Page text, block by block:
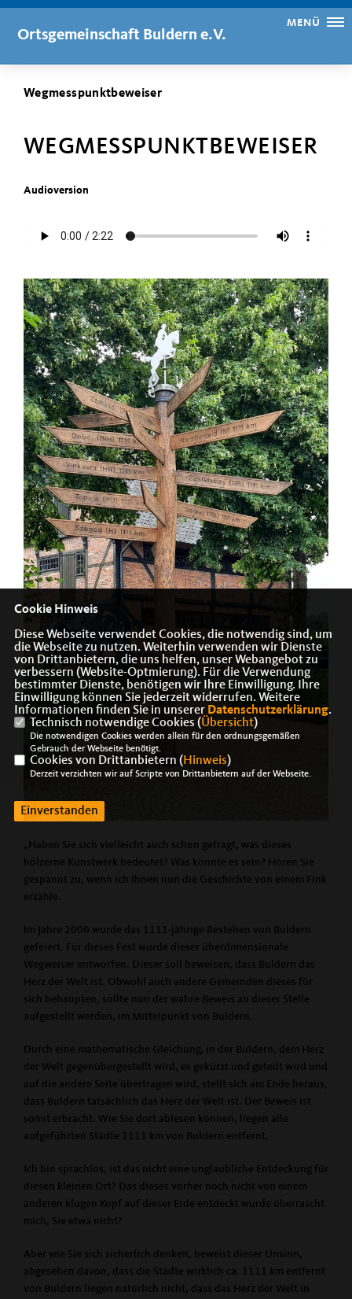
Ortsgemeinschaft Buldern e.V.
MENÜ
Wegmesspunktbeweiser
WEGMESSPUNKTBEWEISER
Audioversion
„Haben Sie sich vielleicht auch schon gefragt, was dieses
hölzerne Kunstwerk bedeutet? Was könnte es sein? Hören Sie
gespannt zu, wenn ich Ihnen nun die Geschichte von einem Fink
erzähle.
Im Jahre 2000 wurde das 1111-jährige Bestehen von Buldern
gefeiert. Für dieses Fest wurde dieser überdimensionale
Wegweiser entworfen. Dieser soll beweisen, dass Buldern das
Herz der Welt ist. Obwohl auch andere Gemeinden dieses für
sich behaupten, sollte nun der wahre Beweis an dieser Stelle
aufgestellt werden, im Mittelpunkt von Buldern.
Durch eine mathematische Gleichung, in der Buldern, dem Herz
der Welt gegenübergestellt wird, es gekürzt und geteilt wird und
auf die andere Seite übertragen wird, stellt sich am Ende heraus,
dass Buldern tatsächlich das Herz der Welt ist. Der Beweis ist
somit erbracht. Wie Sie dort ablesen können, liegen alle
aufgeführten Städte 1111 km von Buldern entfernt.
Ich bin sprachlos, ist das nicht eine unglaubliche Entdeckung für
diesen kleinen Ort? Das dieses vorher noch nicht von einem
anderen klugen Kopf auf dieser Erde entdeckt wurde überrascht
mich, Sie etwa nicht?
Aber wie Sie sich sicherlich denken, beweist dieser Unsinn,
abgesehen davon, dass die Städte wirklich ca. 1111 km entfernt
von Buldern liegen natürlich nicht, dass das Herz der Welt in
Cookie Hinweis
Diese Webseite verwendet Cookies, die notwendig sind, um
die Webseite zu nutzen. Weiterhin verwenden wir Dienste
von Drittanbietern, die uns helfen, unser Webangebot zu
verbessern (Website-Optmierung). Für die Verwendung
bestimmter Dienste, benötigen wir Ihre Einwilligung. Ihre
Einwilligung können Sie jederzeit widerrufen. Weitere
Informationen finden Sie in unserer Datenschutzerklärung.
Technisch notwendige Cookies (Übersicht)
Die notwendigen Cookies werden allein für den ordnungsgemäßen
Gebrauch der Webseite benötigt.
Cookies von Drittanbietern (Hinweis)
Derzeit verzichten wir auf Scripte von Drittanbietern auf der Webseite.
Einverstanden